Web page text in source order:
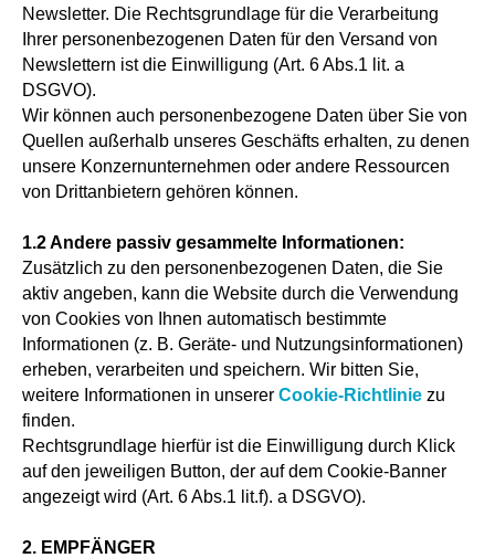
Newsletter. Die Rechtsgrundlage für die Verarbeitung
Ihrer personenbezogenen Daten für den Versand von
Newslettern ist die Einwilligung (Art. 6 Abs.1 lit. a
DSGVO).
Wir können auch personenbezogene Daten über Sie von
Quellen außerhalb unseres Geschäfts erhalten, zu denen
unsere Konzernunternehmen oder andere Ressourcen
von Drittanbietern gehören können.
1.2 Andere passiv gesammelte Informationen:
Zusätzlich zu den personenbezogenen Daten, die Sie
aktiv angeben, kann die Website durch die Verwendung
von Cookies von Ihnen automatisch bestimmte
Informationen (z. B. Geräte- und Nutzungsinformationen)
erheben, verarbeiten und speichern. Wir bitten Sie,
weitere Informationen in unserer Cookie-Richtlinie zu
finden.
Rechtsgrundlage hierfür ist die Einwilligung durch Klick
auf den jeweiligen Button, der auf dem Cookie-Banner
angezeigt wird (Art. 6 Abs.1 lit.f). a DSGVO).
2. EMPFÄNGER